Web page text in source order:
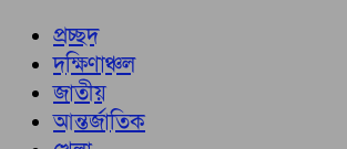
প্রচ্ছদ
দক্ষিণাঞ্চল
জাতীয়
আন্তর্জাতিক